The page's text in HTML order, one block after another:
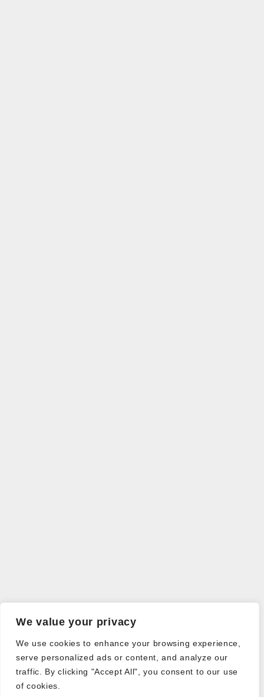
We value your privacy
We use cookies to enhance your browsing experience,
serve personalized ads or content, and analyze our
traffic. By clicking "Accept All", you consent to our use
of cookies.